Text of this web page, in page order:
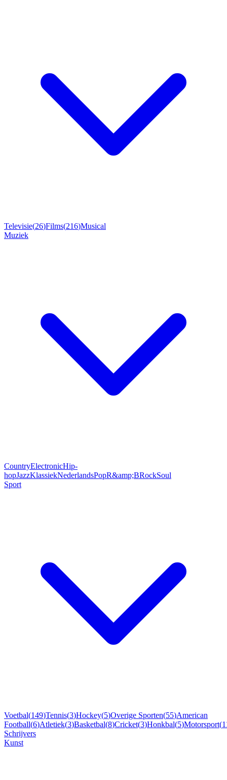
Televisie(26)Films(216)Musical
Muziek
CountryElectronicHip-
hopJazzKlassiekNederlandsPopR&amp;BRockSoul
Sport
Voetbal(149)Tennis(3)Hockey(5)Overige Sporten(55)American
Football(6)Atletiek(3)Basketbal(8)Cricket(3)Honkbal(5)Motorsport(
Schrijvers
Kunst